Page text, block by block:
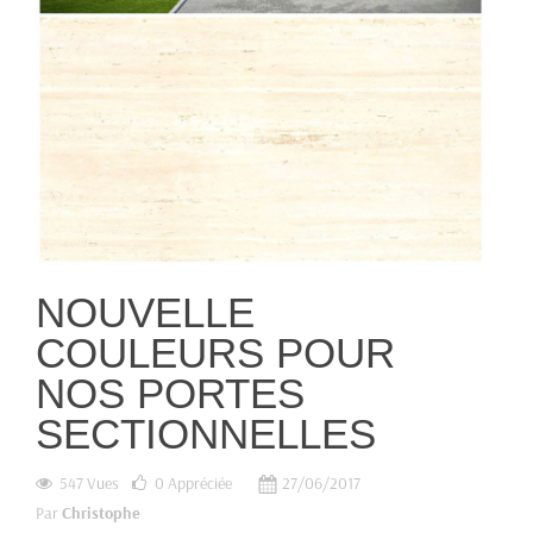
NOUVELLE
COULEURS POUR
NOS PORTES
SECTIONNELLES
547 Vues 0 Appréciée
27/06/2017
ParChristophe